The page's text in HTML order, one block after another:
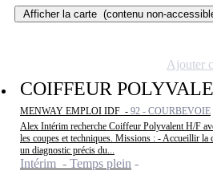
Afficher la carte (contenu non-
COIFFEUR
MENWAY EMPLOI IDF - 92 - COURBEVOIE
Alex Intérim recherche Coiffeur Polyvalent H/F
les coupes et techniques. Missions : - Accueillir la
un diagnostic précis du...
Intérim - Temps plein
Ajouter